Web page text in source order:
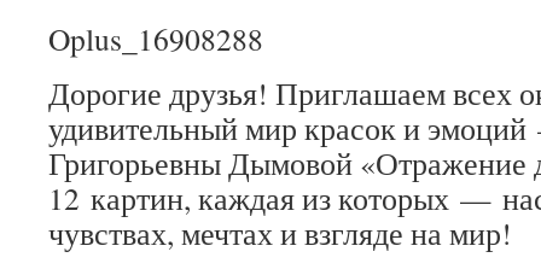
Дню
любви
и
верности
Oplus_16908288
Дорогие друзья! Приглашаем всех
удивительный мир красок и
Григорьевны Дымовой «Отражение
12 картин, каждая из которых —
чувствах, мечтах и взгляде на мир!